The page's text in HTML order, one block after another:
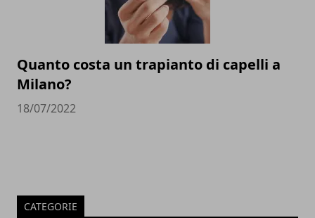
Quanto costa un trapianto di capelli a
Milano?
18/07/2022
CATEGORIE